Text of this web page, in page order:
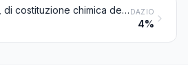
Fosfuri, di costituzione chimica definita o no, esclusi i ferrofosfori; altri composti inorganici (comprese le acque distillate, di conducibilità o dello stesso grado di purezza); aria liquida (compresa l'aria liquida da cui sono stati eliminati i gas rari); aria compressa; amalgami, diversi da quelli di metalli preziosi DAZIO
4%